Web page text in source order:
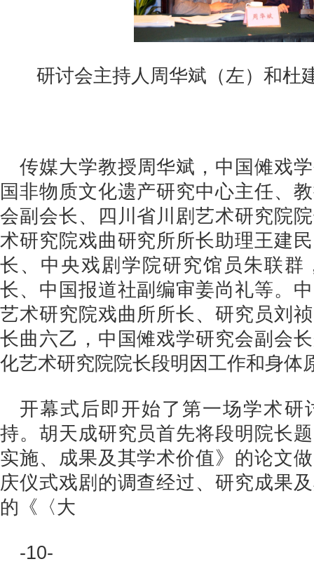
研讨会主持人周华斌（左）和杜
传媒大学教授周华斌，中国傩戏
国非物质文化遗产研究中心主任、
会副会长、四川省川剧艺术研究院
术研究院戏曲研究所所长助理王建
长、中央戏剧学院研究馆员朱联群
长、中国报道社副编审姜尚礼等。
艺术研究院戏曲所所长、研究员刘
长曲六乙，中国傩戏学研究会副会
化艺术研究院院长段明因工作和身体
开幕式后即开始了第一场学术研
持。胡天成研究员首先将段明院长
实施、成果及其学术价值》的论文
庆仪式戏剧的调查经过、研究成果
的《〈大
-10-